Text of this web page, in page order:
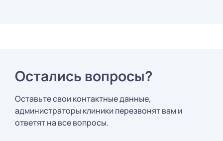
Остались вопросы?
Оставьте свои контактные данные,
администраторы клиники перезвонят вам и
ответят на все вопросы.